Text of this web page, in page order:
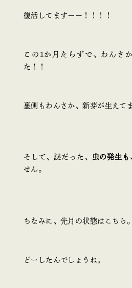
復活してますーー！！！！
この1か月たらずで、わんさ
た！！
裏側もわんさか、新芽が生えて
そして、謎だった、 虫の発生
せん。
ちなみに、先月の状態はこちら
どーしたんでしょうね。